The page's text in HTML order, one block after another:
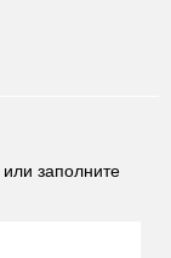
или заполните